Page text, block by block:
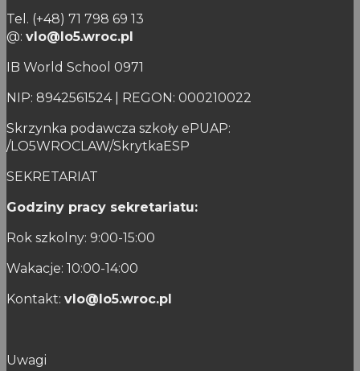
Tel. (+48) 71 798 69 13
@: vlo@lo5.wroc.pl
IB World School 0971
NIP: 8942561524 | REGON: 000210022
Skrzynka podawcza szkoły ePUAP:
/LO5WROCLAW/SkrytkaESP
SEKRETARIAT
Godziny pracy sekretariatu:
Rok szkolny: 9:00-15:00
Wakacje: 10:00-14:00
Kontakt: vlo@lo5.wroc.pl
Uwagi